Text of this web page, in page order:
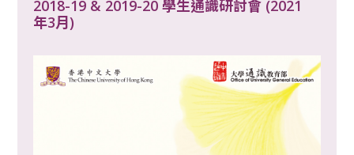
2018-19 & 2019-20 學生通識研討會 (2021
年3月)